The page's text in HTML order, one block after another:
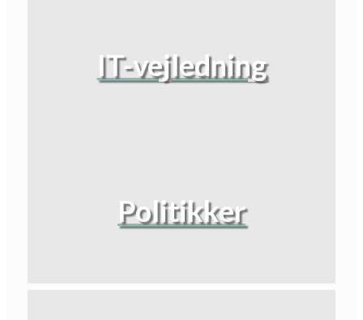
IT-vejledning
Politikker